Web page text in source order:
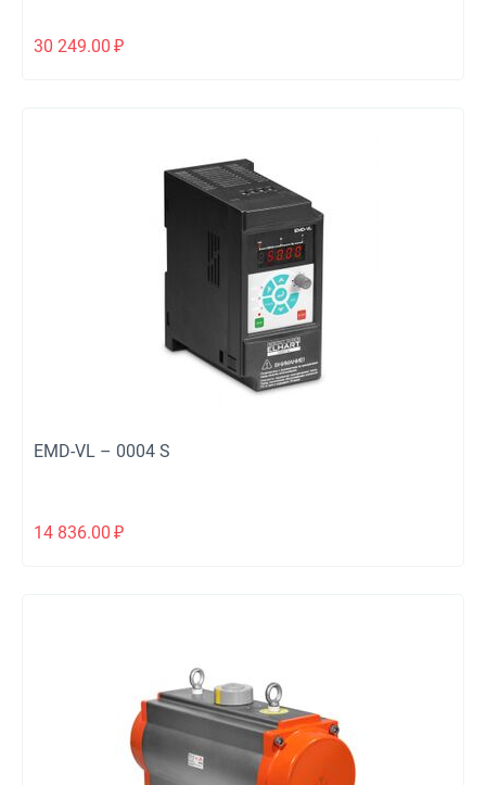
30 249.00 ₽
EMD-VL – 0004 S
14 836.00 ₽